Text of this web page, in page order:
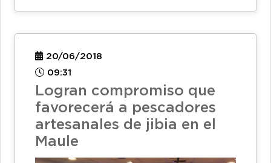
20/06/2018
09:31
Logran compromiso que
favorecerá a pescadores
artesanales de jibia en el
Maule